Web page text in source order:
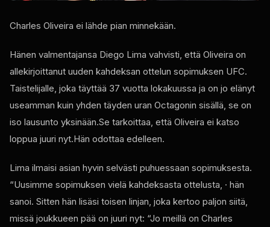
Charles Oliveira ei lähde pian minnekään.
Hänen valmentajansa Diego Lima vahvisti, että Oliveira on
allekirjoittanut uuden kahdeksan ottelun sopimuksen UFC.
Taistelijalle, joka täyttää 37 vuotta lokakuussa ja on jo elänyt
useamman kuin yhden täyden uran Octagonin sisällä, se on
iso lausunto yksinään.Se tarkoittaa, että Oliveira ei katso
loppua juuri nyt.Hän odottaa edelleen.
Lima ilmaisi asian hyvin selvästi puhuessaan sopimuksesta.
“Uusimme sopimuksen vielä kahdeksasta ottelusta, · hän
sanoi. Sitten hän lisäsi toisen linjan, joka kertoo paljon siitä,
missä joukkueen pää on juuri nyt: “Jo meillä on Charles